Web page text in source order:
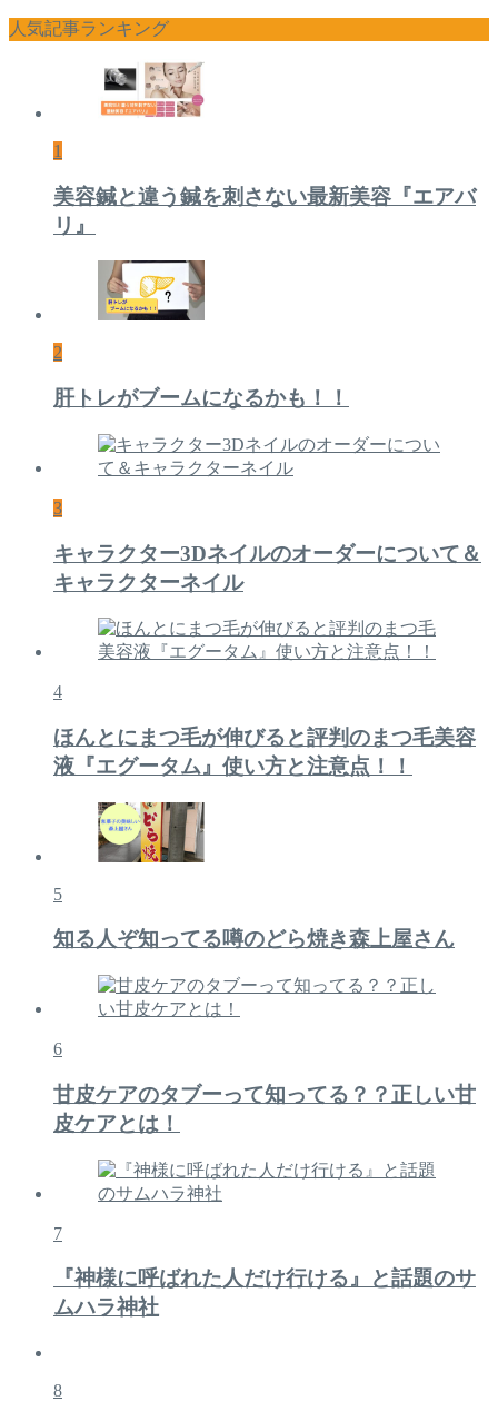
人気記事ランキング
1
美容鍼と違う鍼を刺さない最新美容『エアバ
リ』
2
肝トレがブームになるかも！！
3
キャラクター3Dネイルのオーダーについて＆
キャラクターネイル
4
ほんとにまつ毛が伸びると評判のまつ毛美容
液『エグータム』使い方と注意点！！
5
知る人ぞ知ってる噂のどら焼き森上屋さん
6
甘皮ケアのタブーって知ってる？？正しい甘
皮ケアとは！
7
『神様に呼ばれた人だけ行ける』と話題のサ
ムハラ神社
8